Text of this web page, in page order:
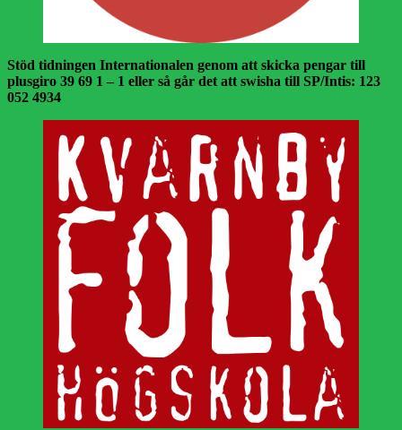
Stöd tidningen Internationalen genom att skicka pengar till
plusgiro 39 69 1 – 1 eller så går det att swisha till SP/Intis: 123
052 4934